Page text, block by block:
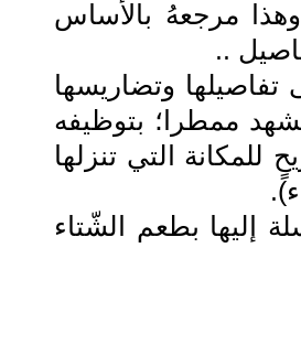
مرجعهُ بالأساس
..
تفاصيلها وتضاريسها
فيجعلُ المشهد ممطرا؛ بتوظيفه
التي تنزلها
إليها بطعم الشّتاء